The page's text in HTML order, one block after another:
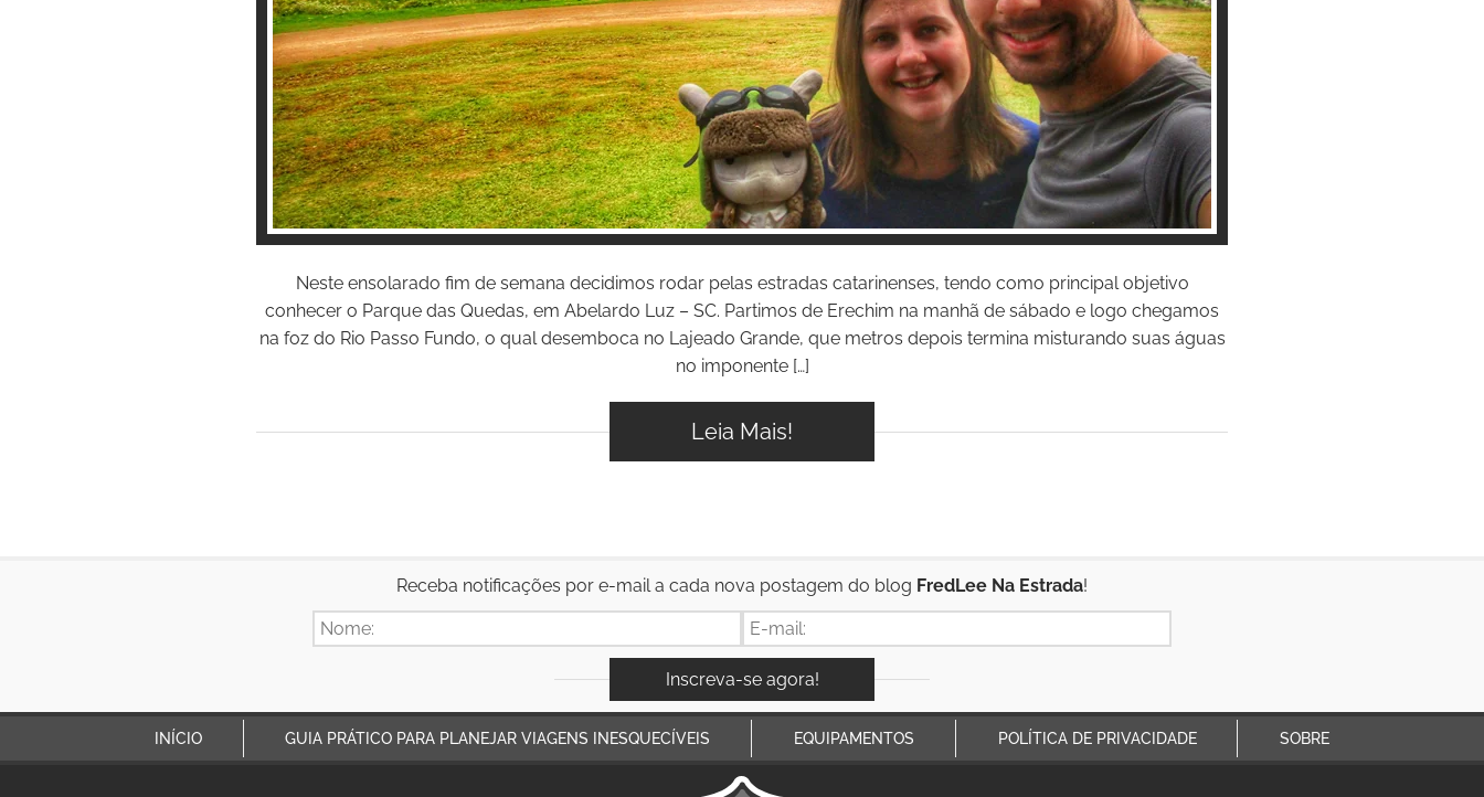
Neste ensolarado fim de semana decidimos rodar pelas estradas catarinenses, tendo como principal objetivo
conhecer o Parque das Quedas, em Abelardo Luz – SC. Partimos de Erechim na manhã de sábado e logo chegamos
na foz do Rio Passo Fundo, o qual desemboca no Lajeado Grande, que metros depois termina misturando suas águas
no imponente […]
Leia Mais!
Receba notificações por e-mail a cada nova postagem do blog FredLee Na Estrada!
INÍCIO GUIA PRÁTICO PARA PLANEJAR VIAGENS INESQUECÍVEIS EQUIPAMENTOS POLÍTICA DE PRIVACIDADE SOBRE